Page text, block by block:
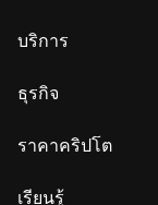
บริการ
ธุรกิจ
ราคาคริปโต
เรียนรู้